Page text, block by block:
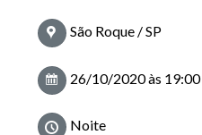
São Roque / SP
26/10/2020 às 19:00
Noite